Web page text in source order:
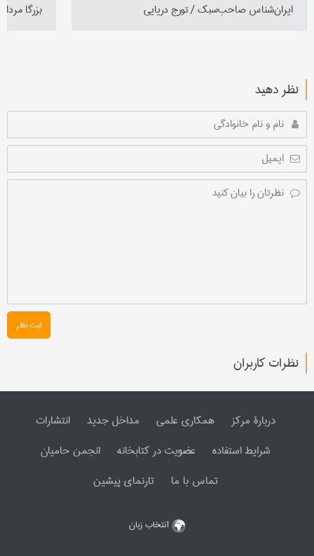
ایران‌شناس صاحب‌سبک / تورج دریایی بزرگا مردا
نظر دهید
ثبت نظر
نظرات کاربران
دربارۀ مرکز همکاری علمی مداخل جدید
انتشارات
شرایط استفاده
عضویت در کتابخانه
انجمن حامیان
تماس با ما
تارنمای پیشین
انتخاب زبان